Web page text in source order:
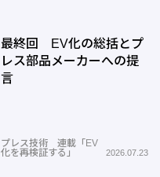
最終回 EV化の総括とプ
レス部品メーカーへの提
言
プレス技術 連載「EV
化を再検証する」
2026.07.23